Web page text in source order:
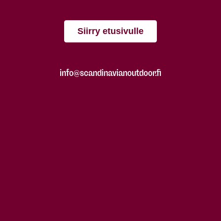
Siirry etusivulle
info@scandinavianoutdoor.fi